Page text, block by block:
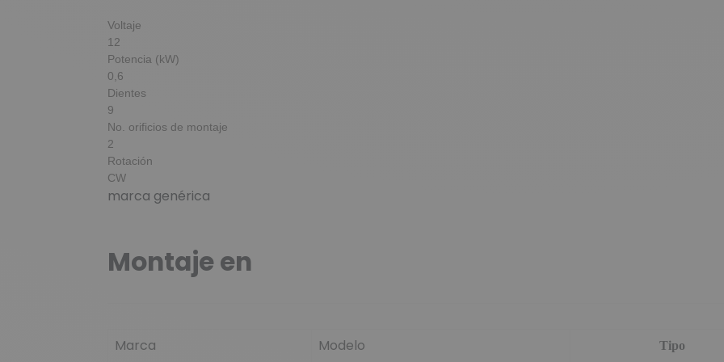
Voltaje
12
Potencia (kW)
0,6
Dientes
9
No. orificios de montaje
2
Rotación
CW
marca genérica
Montaje en
Marca Modelo Tipo